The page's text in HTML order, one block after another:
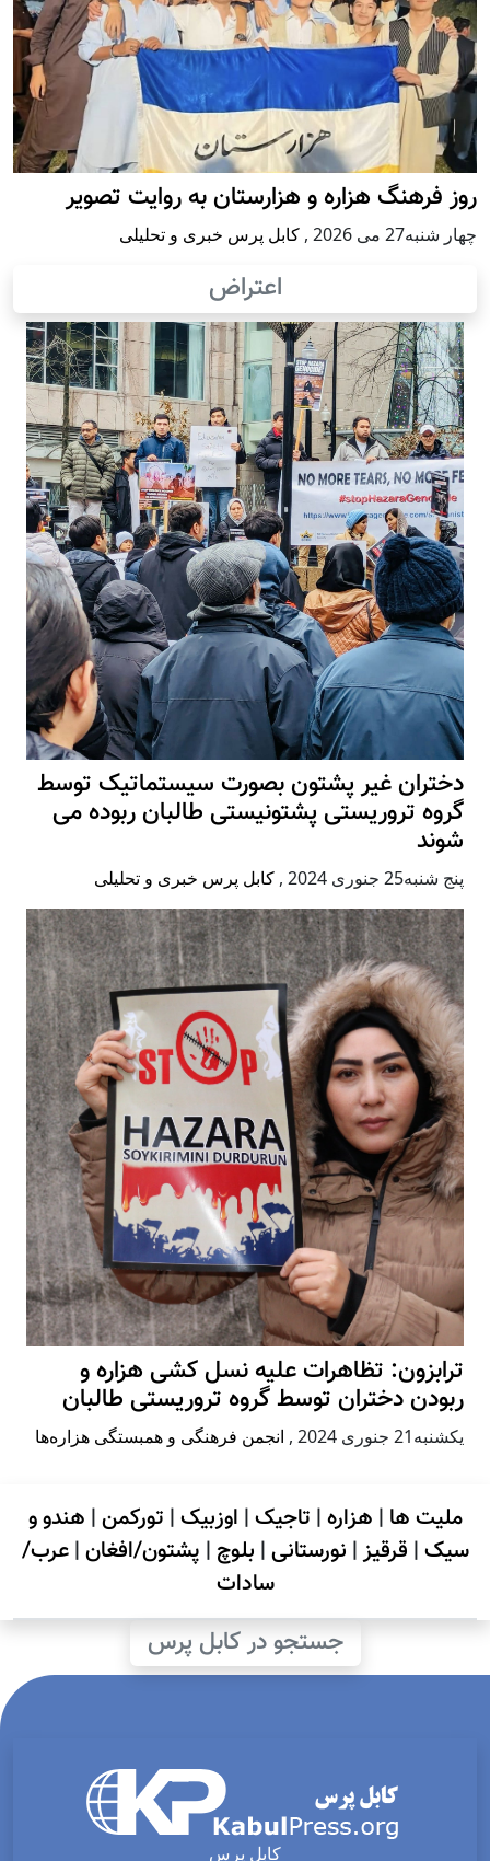
هزاره و هزارستان به روایت تصویر
می 2026 ,کابل پرس خبری و تحلیلی
اعتراض
غیر پشتون بصورت سیستماتیک توسط
تروریستی پشتونیستی طالبان ربوده می
جنوری 2024 ,کابل پرس خبری و تحلیلی
تظاهرات علیه نسل کشی هزاره و
دختران توسط گروه تروریستی طالبان
2024
,انجمن فرهنگی و همبستگی هزاره‌ها
ها|هزاره |تاجیک|اوزبیک|تورکمن|هندو و
|قرقیز |نورستانی|بلوچ|پشتون/افغان|عرب/
سادات
جستجو در کابل پرس
کابل پرس